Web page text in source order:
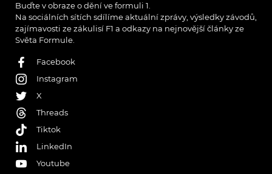
Buďte v obraze o dění ve formuli 1.
Na sociálních sítích sdílíme aktuální zprávy, výsledky závodů,
zajímavosti ze zákulisí F1 a odkazy na nejnovější články ze
Světa Formule.
Facebook
Instagram
X
Threads
Tiktok
LinkedIn
Youtube